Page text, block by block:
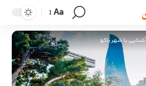
Aa
با شهر باکو